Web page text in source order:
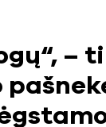
–